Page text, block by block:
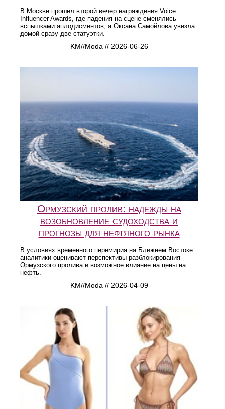
В Москве прошёл второй вечер награждения Voice
Influencer Awards, где падения на сцене сменялись
вспышками аплодисментов, а Оксана Самойлова увезла
домой сразу две статуэтки.
KM//Moda // 2026-06-26
Ормузский пролив: надежды на
возобновление судоходства и
прогнозы для нефтяного рынка
В условиях временного перемирия на Ближнем Востоке
аналитики оценивают перспективы разблокирования
Ормузского пролива и возможное влияние на цены на
нефть.
KM//Moda // 2026-04-09